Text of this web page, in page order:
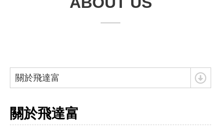
關於飛達富
關於飛達富